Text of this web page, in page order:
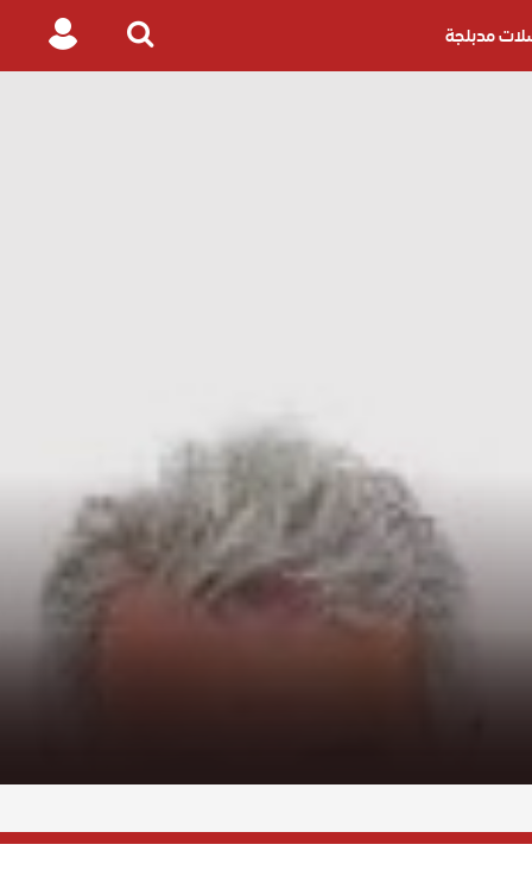
مدبلجة
Search
Login